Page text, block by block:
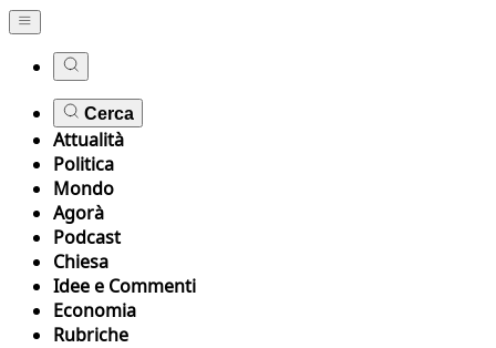
Cerca
Attualità
Politica
Mondo
Agorà
Podcast
Chiesa
Idee e Commenti
Economia
Rubriche